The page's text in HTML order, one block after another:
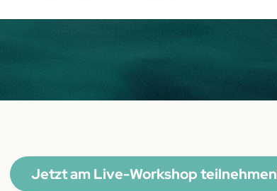
Jetzt am Live-Workshop teilnehmen